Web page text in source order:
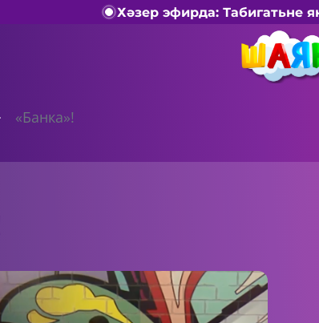
Хәзер эфирда: Табигатьне
«Банка»!